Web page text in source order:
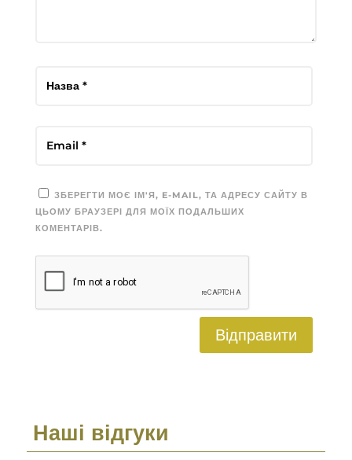
ЗБЕРЕГТИ МОЄ ІМ'Я, E-MAIL, ТА АДРЕСУ САЙТУ В
ЦЬОМУ БРАУЗЕРІ ДЛЯ МОЇХ ПОДАЛЬШИХ
КОМЕНТАРІВ.
Відправити
Наші відгуки